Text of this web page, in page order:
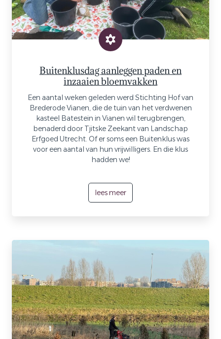
Buitenklusdag aanleggen paden en
inzaaien bloemvakken
Een aantal weken geleden werd Stichting Hof van
Brederode Vianen, die de tuin van het verdwenen
kasteel Batestein in Vianen wil terugbrengen,
benaderd door Tjitske Zeekant van Landschap
Erfgoed Utrecht. Of er soms een Buitenklus was
voor een aantal van hun vrijwilligers. En die klus
hadden we!
lees meer